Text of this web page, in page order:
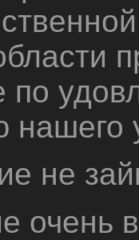
по
нашего
не
очень